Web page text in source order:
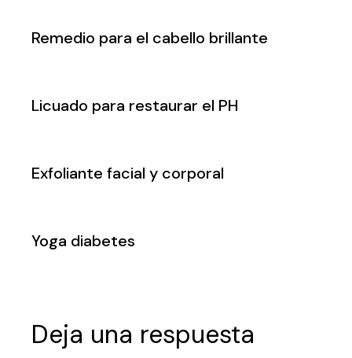
Remedio para el cabello brillante
Licuado para restaurar el PH
Exfoliante facial y corporal
Yoga diabetes
Deja una respuesta